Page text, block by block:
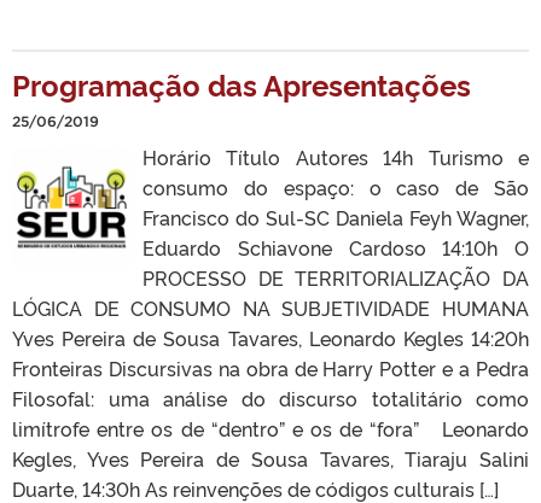
Programação das Apresentações
25/06/2019
Horário Título Autores 14h Turismo e
consumo do espaço: o caso de São
Francisco do Sul-SC Daniela Feyh Wagner,
Eduardo Schiavone Cardoso 14:10h O
PROCESSO DE TERRITORIALIZAÇÃO DA
LÓGICA DE CONSUMO NA SUBJETIVIDADE HUMANA
Yves Pereira de Sousa Tavares, Leonardo Kegles 14:20h
Fronteiras Discursivas na obra de Harry Potter e a Pedra
Filosofal: uma análise do discurso totalitário como
limítrofe entre os de “dentro” e os de “fora” Leonardo
Kegles, Yves Pereira de Sousa Tavares, Tiaraju Salini
Duarte, 14:30h As reinvenções de códigos culturais […]